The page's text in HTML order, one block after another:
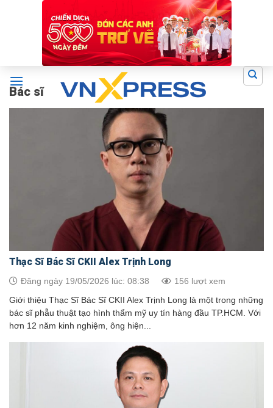
Bác sĩ
Thạc Sĩ Bác Sĩ CKII Alex Trịnh Long
Đăng ngày 19/05/2026 lúc: 08:38 156 lượt xem
Giới thiệu Thạc Sĩ Bác Sĩ CKII Alex Trịnh Long là một trong những
bác sĩ phẫu thuật tạo hình thẩm mỹ uy tín hàng đầu TP.HCM. Với
hơn 12 năm kinh nghiệm, ông hiện...